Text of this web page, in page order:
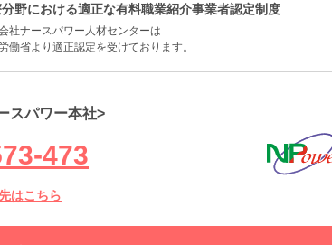
分野における適正な有料職業紹介事業者認定制度
社ナースパワー人材センターは
働省より適正認定を受けております。
スパワー本社>
473
はこちら